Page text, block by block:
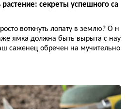
растение: секреты успешного са
воткнуть лопату в землю? О н
ямка должна быть вырыта с нау
саженец обречен на мучительно